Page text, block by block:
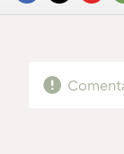
FACEBOOK
TWITTER